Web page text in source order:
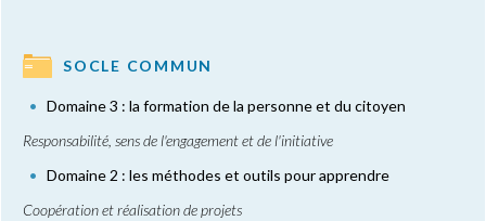
SOCLE COMMUN
Domaine 3 : la formation de la personne et du citoyen
Responsabilité, sens de l'engagement et de l'initiative
Domaine 2 : les méthodes et outils pour apprendre
Coopération et réalisation de projets